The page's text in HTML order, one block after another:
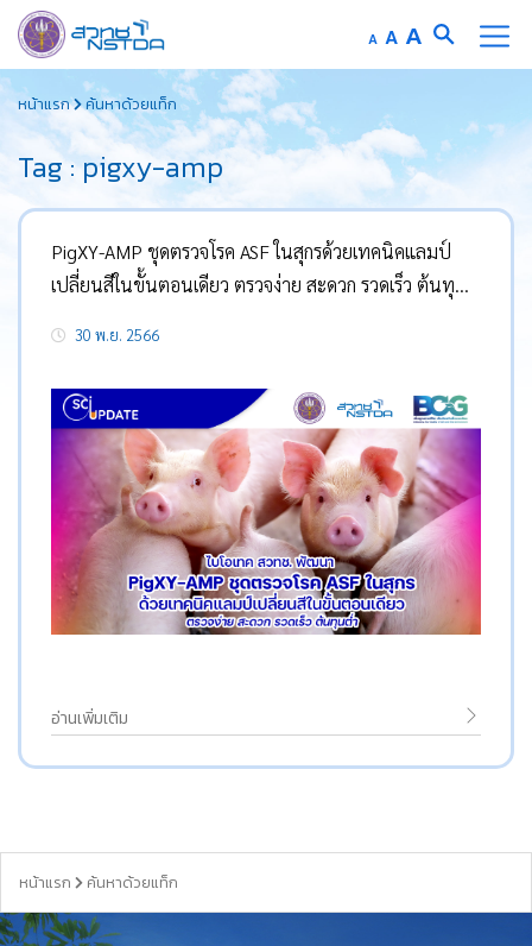
to
content
A Decrease
font
AReset
font
A Increase
font
หน้าแรก ค้นหาด้วยแท็ก
Tag : pigxy-amp
PigXY-AMP ชุดตรวจโรค ASF ในสุกรด้วยเทคนิคแลมป์
เปลี่ยนสีในขั้นตอนเดียว ตรวจง่าย สะดวก รวดเร็ว ต้นทุน
30 พ.ย. 2566
อ่านเพิ่มเติม
หน้าแรก ค้นหาด้วยแท็ก